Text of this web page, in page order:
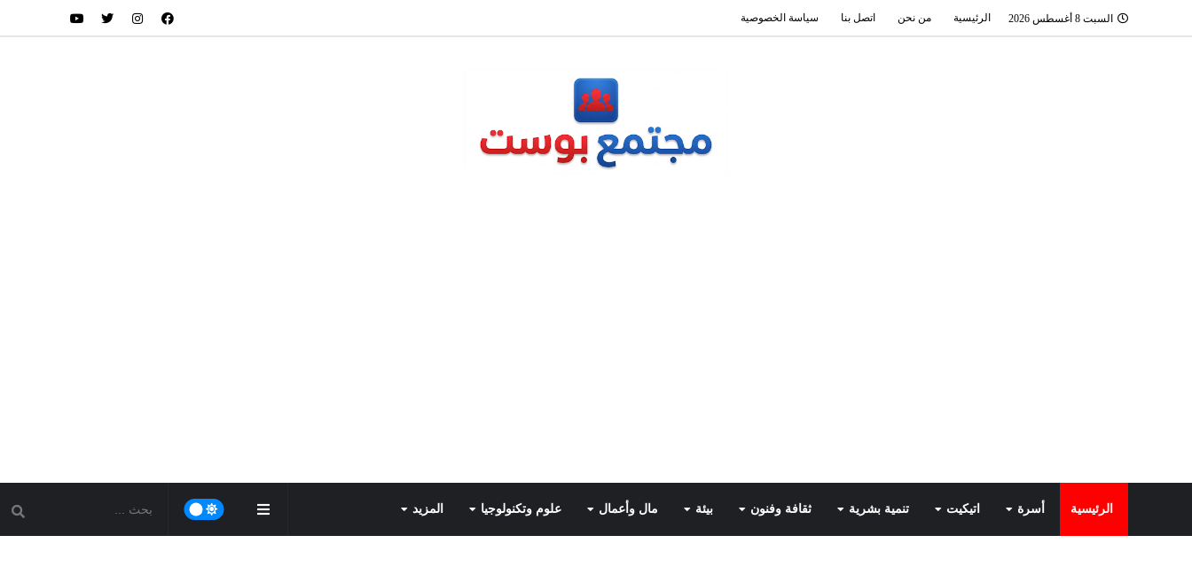
السبت 8 أغسطس 2026 الرئيسية من نحن اتصل بنا سياسة الخصوصية
الرئيسية أسرة اتيكيت تنمية بشرية ثقافة وفنون بيئة مال وأعمال علوم وتكنولوجيا المزيد